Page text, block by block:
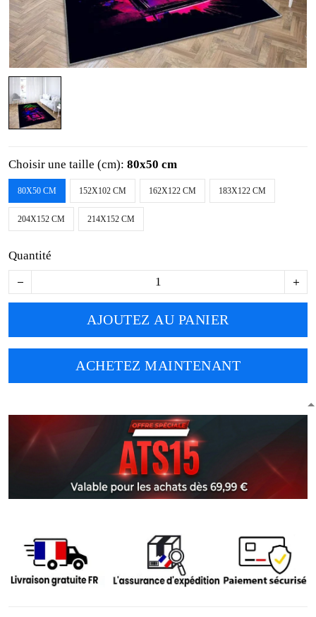
Choisir une taille (cm): 80x50 cm
80X50 CM 152X102 CM 162X122 CM 183X122 CM
204X152 CM 214X152 CM
Quantité
AJOUTEZ AU PANIER
ACHETEZ MAINTENANT